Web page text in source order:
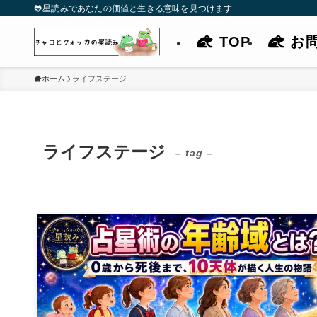
🐸星読みであなたの価値と生きる意味を見つけます
TOP お
ホーム ライフステージ
ライフステージ – tag –